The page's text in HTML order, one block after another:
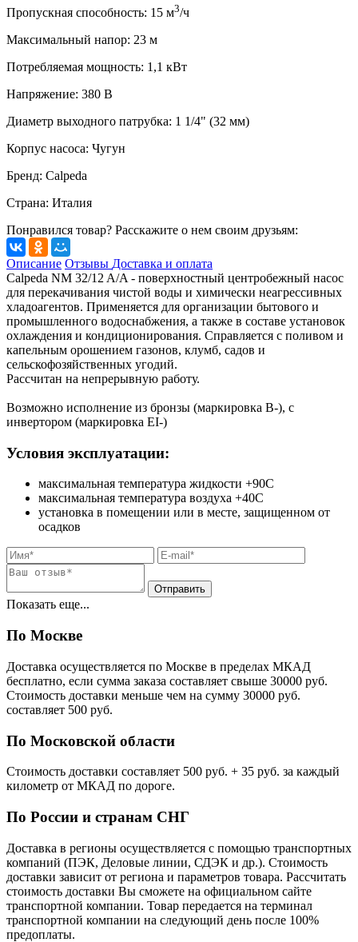
Пропускная способность: 15 м3/ч
Максимальный напор: 23 м
Потребляемая мощность: 1,1 кВт
Напряжение: 380 В
Диаметр выходного патрубка: 1 1/4" (32 мм)
Корпус насоса: Чугун
Бренд: Calpeda
Страна: Италия
Понравился товар? Расскажите о нем своим друзьям:
Описание Отзывы Доставка и оплата
Calpeda NM 32/12 A/A - поверхностный центробежный насос
для перекачивания чистой воды и химически неагрессивных
хладоагентов. Применяется для организации бытового и
промышленного водоснабжения, а также в составе установок
охлаждения и кондиционирования. Справляется с поливом и
капельным орошением газонов, клумб, садов и
сельскофозяйственных угодий.
Рассчитан на непрерывную работу.
Возможно исполнение из бронзы (маркировка B-), с
инвертором (маркировка EI-)
Условия эксплуатации:
максимальная температура жидкости +90С
максимальная температура воздуха +40С
установка в помещении или в месте, защищенном от
осадков
Показать еще...
По Москве
Доставка осуществляется по Москве в пределах МКАД
бесплатно, если сумма заказа составляет свыше 30000 руб.
Стоимость доставки меньше чем на сумму 30000 руб.
cоставляет 500 руб.
По Московской области
Стоимость доставки cоставляет 500 руб. + 35 руб. за каждый
километр от МКАД по дороге.
По России и странам СНГ
Доставка в регионы осуществляется с помощью транспортных
компаний (ПЭК, Деловые линии, СДЭК и др.). Стоимость
доставки зависит от региона и параметров товара. Рассчитать
стоимость доставки Вы сможете на официальном сайте
транспортной компании. Товар передается на терминал
транспортной компании на следующий день после 100%
предоплаты.